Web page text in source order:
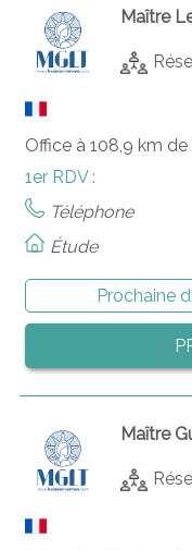
Maître
Office à 108,9 km
1er RDV :
Téléphone
Étude
Prochaine
Maître